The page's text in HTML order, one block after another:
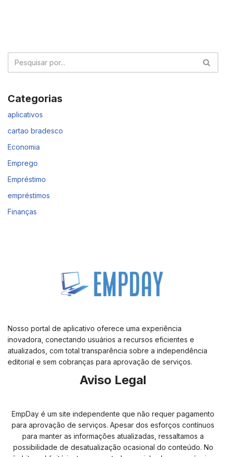
Categorias
aplicativos
cartao bradesco
Economia
Emprego
Empréstimo
empréstimos
Finanças
Nosso portal de aplicativo oferece uma experiência
inovadora, conectando usuários a recursos eficientes e
atualizados, com total transparência sobre a independência
editorial e sem cobranças para aprovação de serviços.
Aviso Legal
EmpDay é um site independente que não requer pagamento
para aprovação de serviços. Apesar dos esforços contínuos
para manter as informações atualizadas, ressaltamos a
possibilidade de desatualização ocasional do conteúdo. No